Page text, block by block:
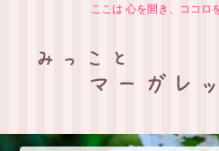
ここは 心を開き、ココロ